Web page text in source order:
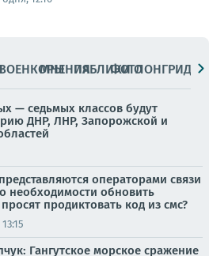
МНЕНИЯПАБЛИКИ
ФОТОЛОНГРИДЫ
— седьмых классов будут
ДНР, ЛНР, Запорожской и
операторами связи
необходимости обновить
продиктовать код из смс?
13:15
Гангутское морское сражение